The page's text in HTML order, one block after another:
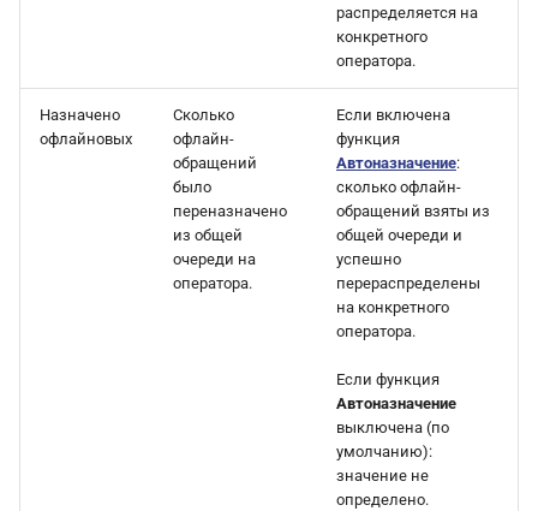
распределяется на
конкретного
оператора.
Назначено
офлайновых
Сколько
офлайн-
обращений
было
переназначено
из общей
очереди на
оператора.
Если включена
функция
Автоназначение:
сколько офлайн-
обращений взяты из
общей очереди и
успешно
перераспределены
на конкретного
оператора.
Если функция
Автоназначение
выключена (по
умолчанию):
значение не
определено.